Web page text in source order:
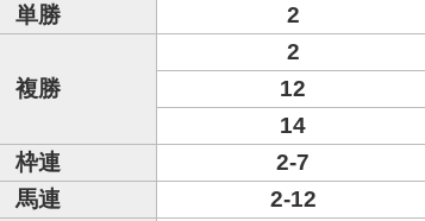
単勝 2
複勝
2
12
14
枠連
2-7
馬連
2-12